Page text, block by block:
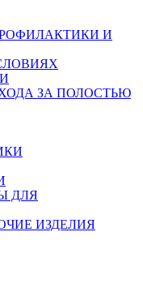
И
ЗА ПОЛОСТЬЮ
ДЛЯ
ИЗДЕЛИЯ